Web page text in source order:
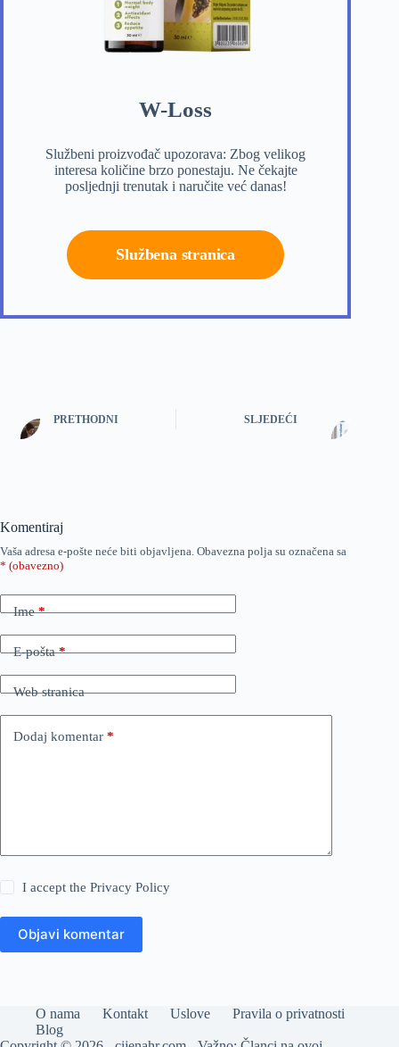
W-Loss
Službeni proizvođač upozorava: Zbog velikog
interesa količine brzo ponestaju. Ne čekajte
posljednji trenutak i naručite već danas!
Službena stranica
PRETHODNI SLJEDEĆI
Komentiraj
Vaša adresa e-pošte neće biti objavljena. Obavezna polja su označena sa
* (obavezno)
Ime*
E-pošta*
Web stranica
Dodaj komentar *
I accept thePrivacy Policy
Objavi komentar
O nama Kontakt Uslove
Pravila o privatnosti
Blog